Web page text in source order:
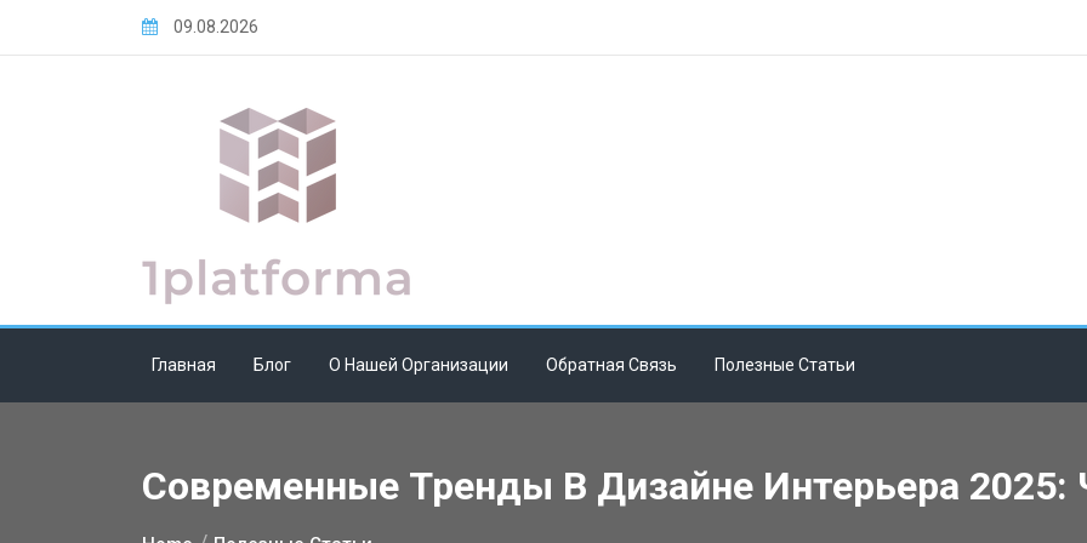
09.08.2026
Главная Блог О Нашей Организации Обратная Связь Полезные Статьи
Современные Тренды В Дизайне Интерьера